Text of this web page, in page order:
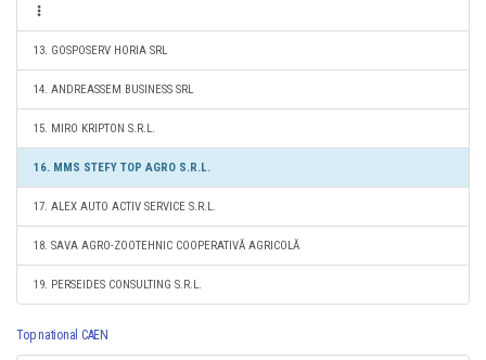
13. GOSPOSERV HORIA SRL
14. ANDREASSEM BUSINESS SRL
15. MIRO KRIPTON S.R.L.
16. MMS STEFY TOP AGRO S.R.L.
17. ALEX AUTO ACTIV SERVICE S.R.L.
18. SAVA AGRO-ZOOTEHNIC COOPERATIVĂ AGRICOLĂ
19. PERSEIDES CONSULTING S.R.L.
Top national CAEN